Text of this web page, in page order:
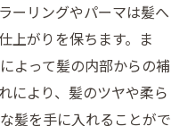
輝きを持続させる美容
見つけ方
の評判
ーリングやパーマは髪へ
上がりを保ちます。ま
よって髪の内部からの補
により、髪のツヤや柔ら
髪を手に入れることがで